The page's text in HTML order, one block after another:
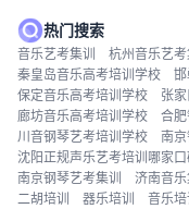
热门搜索
音乐艺考集训 杭州音乐艺
秦皇岛音乐高考培训学校
保定音乐高考培训学校
张
廊坊音乐高考培训学校
合
川音钢琴艺考培训学校
南
沈阳正规声乐艺考培训哪家
南京钢琴艺考集训
济南音
二胡培训
器乐培训 音乐培